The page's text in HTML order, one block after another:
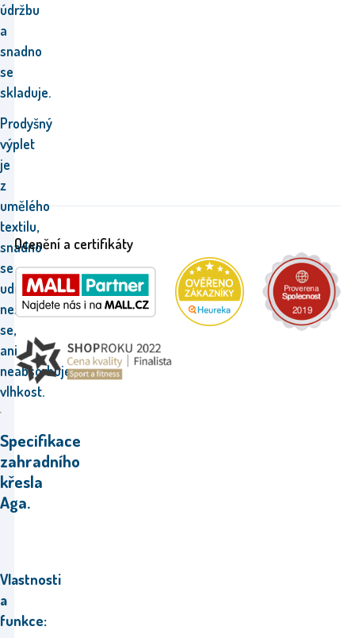
údržbu
a
snadno
se
skladuje.
Prodyšný
výplet
je
z
umělého
textilu,
snadno
se
udržuje,
nezahřívá
se,
ani
neabsorbuje
vlhkost.
Specifikace
zahradního
křesla
Aga.
Vlastnosti
a
funkce:
Ocenění a certifikáty